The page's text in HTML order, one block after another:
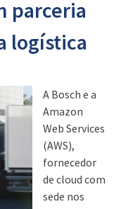
parceria
logística
A Bosch e a
Amazon
Web Services
(AWS),
fornecedor
de cloud com
sede nos